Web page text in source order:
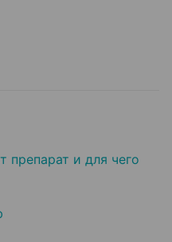
препарат и для чего